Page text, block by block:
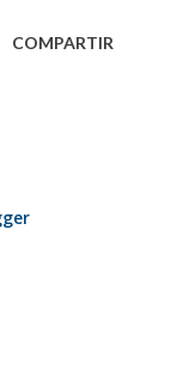
COMPARTIR